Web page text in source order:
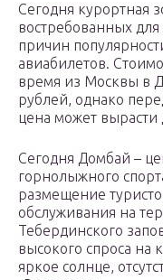
Сегодня курортная
востребованных
причин
авиабилетов.
время из Москвы в
рублей, однако
цена может вырасти
Сегодня Домбай –
горнолыжного
размещение
обслуживания на
Тебердинского
высокого спроса на
яркое солнце,